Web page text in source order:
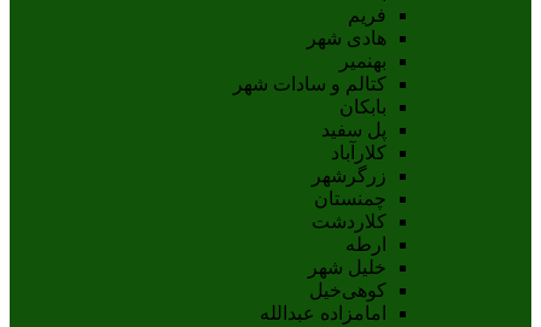
فریم
هادی شهر
بهنمیر
کتالم و سادات شهر
بابکان
پل سفید
کلارآباد
زرگرشهر
چمنستان
کلاردشت
ارطه
خلیل شهر
کوهی‌خیل
امامزاده عبدالله